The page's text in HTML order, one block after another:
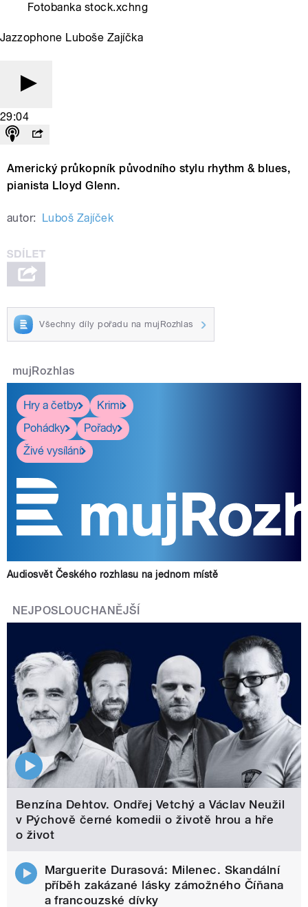
Fotobanka stock.xchng
Jazzophone Luboše Zajíčka
29:04
Americký průkopník původního stylu rhythm & blues,
pianista Lloyd Glenn.
autor: Luboš Zajíček
Všechny díly pořadu na mujRozhlas
mujRozhlas
Hry a četby
Krimi
Pohádky
Pořady
Živé vysílání
Audiosvět Českého rozhlasu na jednom místě
NEJPOSLOUCHANĚJŠÍ
Benzína Dehtov. Ondřej Vetchý a Václav Neužil
v Pýchově černé komedii o životě hrou a hře
o život
Marguerite Durasová: Milenec. Skandální
příběh zakázané lásky zámožného Číňana
a francouzské dívky